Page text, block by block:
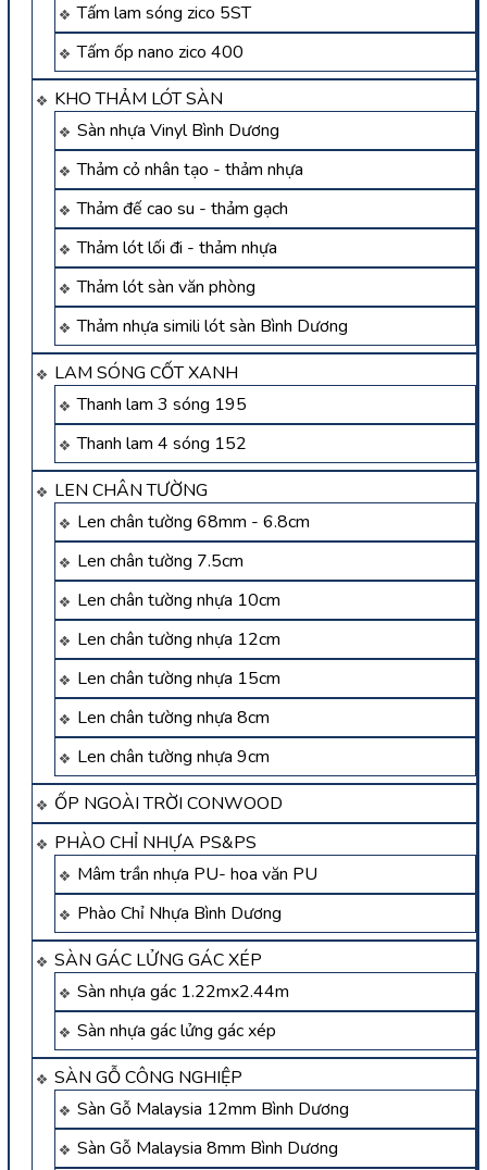
Tấm lam sóng zico 5ST
Tấm ốp nano zico 400
KHO THẢM LÓT SÀN
Sàn nhựa Vinyl Bình Dương
Thảm cỏ nhân tạo - thảm nhựa
Thảm đế cao su - thảm gạch
Thảm lót lối đi - thảm nhựa
Thảm lót sàn văn phòng
Thảm nhựa simili lót sàn Bình Dương
LAM SÓNG CỐT XANH
Thanh lam 3 sóng 195
Thanh lam 4 sóng 152
LEN CHÂN TƯỜNG
Len chân tường 68mm - 6.8cm
Len chân tường 7.5cm
Len chân tường nhựa 10cm
Len chân tường nhựa 12cm
Len chân tường nhựa 15cm
Len chân tường nhựa 8cm
Len chân tường nhựa 9cm
ỐP NGOÀI TRỜI CONWOOD
PHÀO CHỈ NHỰA PS&PS
Mâm trần nhựa PU- hoa văn PU
Phào Chỉ Nhựa Bình Dương
SÀN GÁC LỬNG GÁC XÉP
Sàn nhựa gác 1.22mx2.44m
Sàn nhựa gác lửng gác xép
SÀN GỖ CÔNG NGHIỆP
Sàn Gỗ Malaysia 12mm Bình Dương
Sàn Gỗ Malaysia 8mm Bình Dương